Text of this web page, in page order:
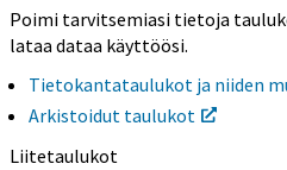
Poimi tarvitsemiasi tietoja
lataa dataa käyttöösi.
Tietokantataulukot ja niiden
Arkistoidut taulukot
Liitetaulukot